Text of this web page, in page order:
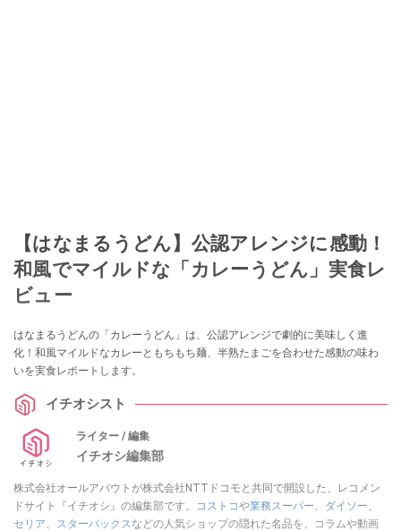
【はなまるうどん】公認アレンジに感動！
和風でマイルドな「カレーうどん」実食レ
ビュー
はなまるうどんの「カレーうどん」は、公認アレンジで劇的に美味しく進
化！和風マイルドなカレーともちもち麺、半熟たまごを合わせた感動の味わ
いを実食レポートします。
イチオシスト
ライター / 編集
イチオシ編集部
株式会社オールアバウトが株式会社NTTドコモと共同で開設した、レコメン
ドサイト『イチオシ』の編集部です。
コストコや業務スーパー ダイソー
セリア
スターバックス などの人気ショップの隠れた名品を、コラムや動画